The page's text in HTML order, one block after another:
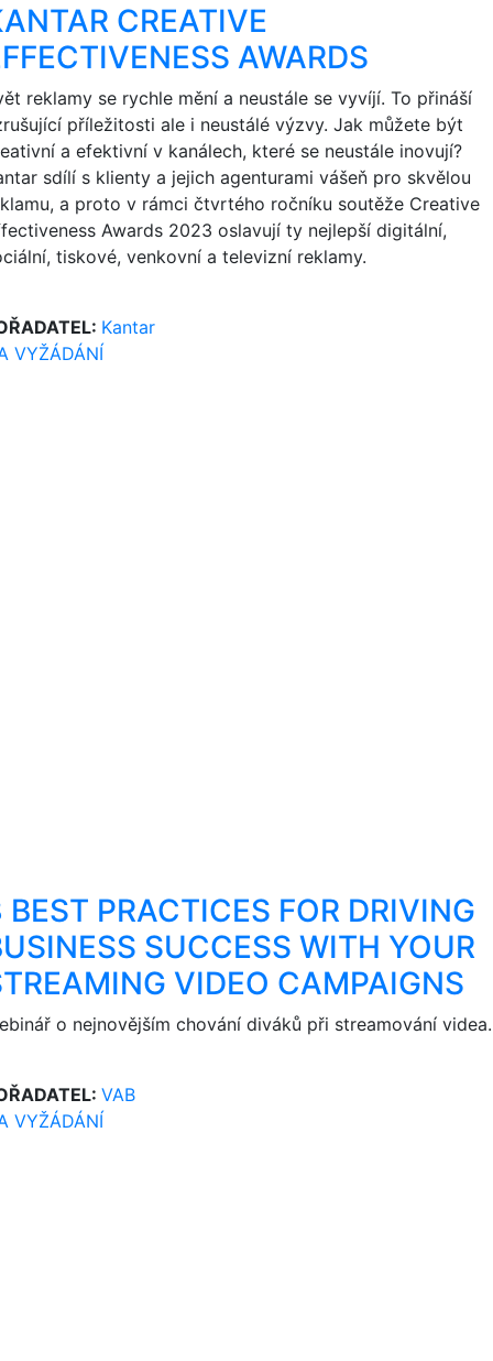
CREATIVE
AWARDS
reklamy se rychle mění a neustále se vyvíjí. To přináší
příležitosti ale i neustálé výzvy. Jak můžete být
a efektivní v kanálech, které se neustále inovují?
sdílí s klienty a jejich agenturami vášeň pro skvělou
a proto v rámci čtvrtého ročníku soutěže Creative
Awards 2023 oslavují ty nejlepší digitální,
tiskové, venkovní a televizní reklamy.
Kantar
VYŽÁDÁNÍ
BEST PRACTICES FOR DRIVING
SUCCESS WITH YOUR
VIDEO CAMPAIGNS
o nejnovějším chování diváků při streamování videa.
VAB
VYŽÁDÁNÍ